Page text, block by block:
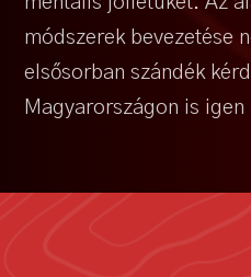
módszerek bevezetése
elsősorban szándék
Magyarországon is igen